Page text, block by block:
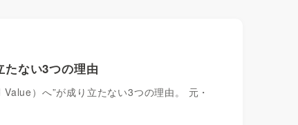
ない3つの理由
）へ”が成り立たない3つの理由。 元・